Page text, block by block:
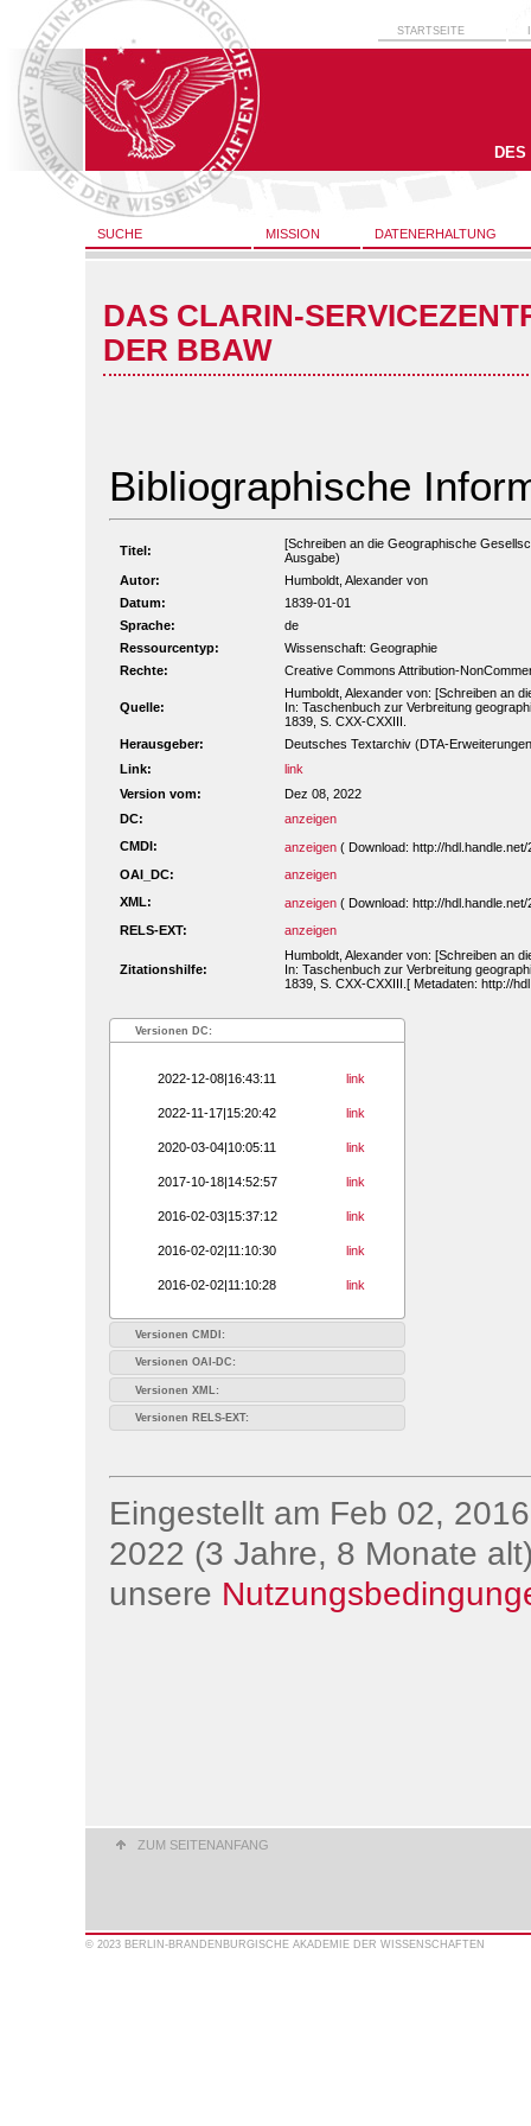
STARTSEITE
SUCHE MISSION DATENERHALTUNG
DAS CLARIN-
DER BBAW
Bibliographische
Titel:
[Schreiben an die Geographische
Ausgabe)
Autor:
Humboldt, Alexander von
Datum:
1839-01-01
Sprache:
de
Ressourcentyp:
Wissenschaft: Geographie
Rechte:
Creative Commons Attribution-
Quelle:
Humboldt, Alexander von: [Schreiben an
In: Taschenbuch zur Verbreitung
1839, S. CXX-CXXIII.
Herausgeber:
Deutsches Textarchiv (DTA-
Link:
link
Version vom:
Dez 08, 2022
DC:
anzeigen
CMDI:
anzeigen ( Download: http://
OAI_DC:
anzeigen
XML:
anzeigen ( Download: http://
RELS-EXT:
anzeigen
Zitationshilfe:
Humboldt, Alexander von: [Schreiben an
In: Taschenbuch zur Verbreitung
1839, S. CXX-CXXIII.[ Metadaten: http://
Versionen DC:
2022-12-08|16:43:11 link
2022-11-17|15:20:42 link
2020-03-04|10:05:11 link
2017-10-18|14:52:57 link
2016-02-03|15:37:12 link
2016-02-02|11:10:30 link
2016-02-02|11:10:28 link
Versionen CMDI:
Versionen OAI-DC:
Versionen XML:
Versionen RELS-EXT:
Eingestellt am Feb 02,
2022 (3 Jahre, 8 Monate
unsere
ZUM SEITENANFANG
© 2023 BERLIN-BRANDENBURGISCHE AKADEMIE DER WISSENSCHAFTEN